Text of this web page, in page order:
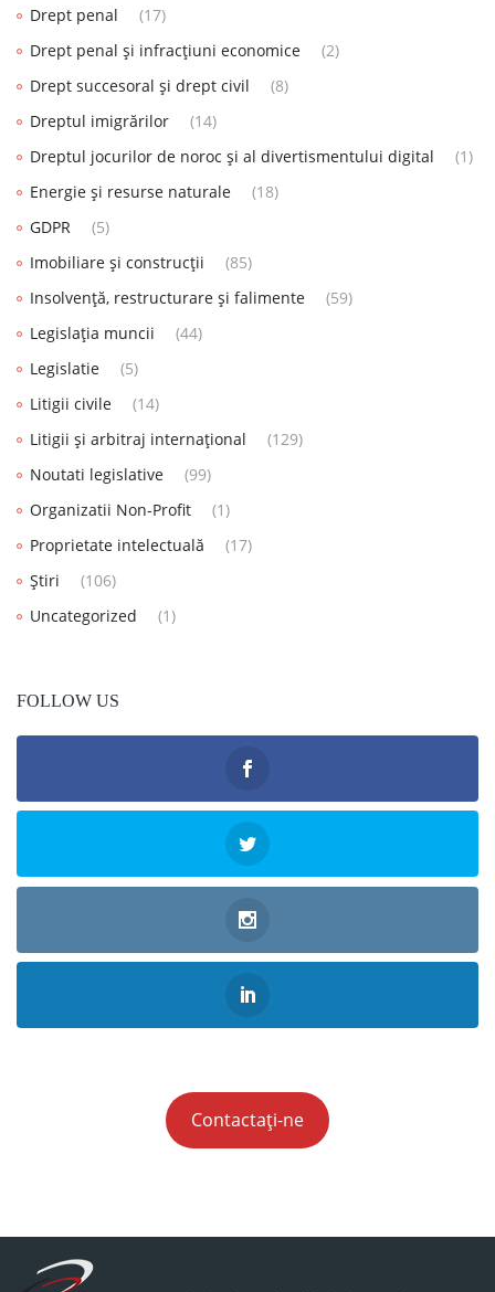
Drept penal
(17)
Drept penal și infracțiuni economice
(2)
Drept succesoral și drept civil
(8)
Dreptul imigrărilor
(14)
Dreptul jocurilor de noroc și al divertismentului digital
(1)
Energie și resurse naturale
(18)
GDPR
(5)
Imobiliare și construcții
(85)
Insolvență, restructurare și falimente
(59)
Legislația muncii
(44)
Legislatie
(5)
Litigii civile
(14)
Litigii și arbitraj internațional
(129)
Noutati legislative
(99)
Organizatii Non-Profit
(1)
Proprietate intelectuală
(17)
Știri
(106)
Uncategorized
(1)
FOLLOW US
Contactați-ne